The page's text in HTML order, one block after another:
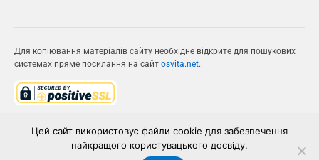
Для копіювання матеріалів сайту необхідне відкрите для пошукових
системах пряме посилання на сайт osvita.net.
ІВС «ОСВІТА»
Цей сайт використовує файли cookie для забезпечення
найкращого користувацького досвіду.